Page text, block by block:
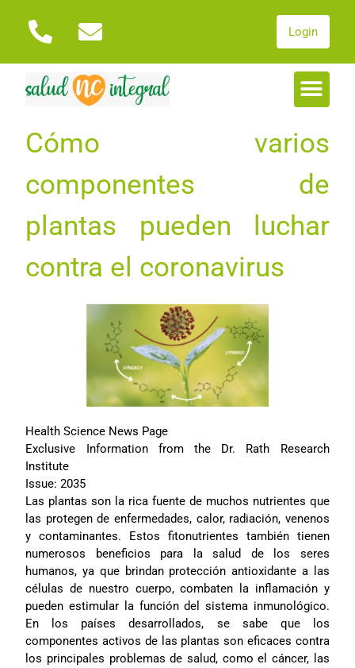
Login
Cómo varios
componentes de
plantas pueden luchar
contra el coronavirus
Health Science News Page
Exclusive Information from the Dr. Rath Research
Institute
Issue: 2035
Las plantas son la rica fuente de muchos nutrientes que
las protegen de enfermedades, calor, radiación, venenos
y contaminantes. Estos fitonutrientes también tienen
numerosos beneficios para la salud de los seres
humanos, ya que brindan protección antioxidante a las
células de nuestro cuerpo, combaten la inflamación y
pueden estimular la función del sistema inmunológico.
En los países desarrollados, se sabe que los
componentes activos de las plantas son eficaces contra
los principales problemas de salud, como el cáncer, las